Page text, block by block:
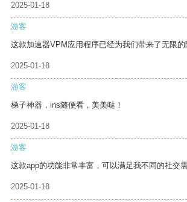
2025-01-18
游客
这款加速器VPM应用程序已经为我们带来了无限的
2025-01-18
游客
梯子神器，ins随便看，美美哒！
2025-01-18
游客
这款app的功能非常丰富，可以满足我不同的社交需
2025-01-18